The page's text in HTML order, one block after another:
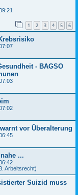
1 2 3 4 5 6
- BAGSO
vor Überalterung
...
Arbeitsrecht)
Suizid muss